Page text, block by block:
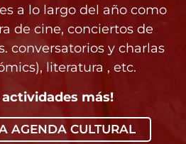
a lo largo del año como
de cine, conciertos de
conversatorios y charlas
literatura , etc.
actividades más!
AGENDA CULTURAL